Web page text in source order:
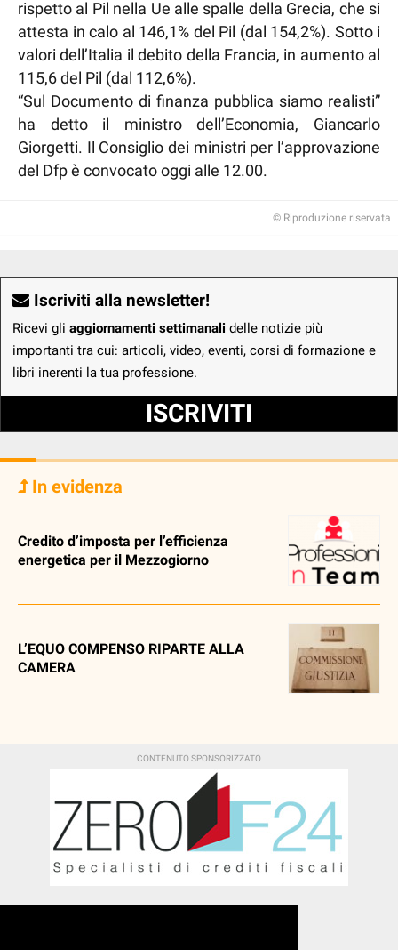
rispetto al Pil nella Ue alle spalle della Grecia, che si
attesta in calo al 146,1% del Pil (dal 154,2%). Sotto i
valori dell’Italia il debito della Francia, in aumento al
115,6 del Pil (dal 112,6%).
“Sul Documento di finanza pubblica siamo realisti”
ha detto il ministro dell’Economia, Giancarlo
Giorgetti. Il Consiglio dei ministri per l’approvazione
del Dfp è convocato oggi alle 12.00.
© Riproduzione riservata
Iscriviti alla newsletter!
Ricevi gli aggiornamenti settimanali delle notizie più
importanti tra cui: articoli, video, eventi, corsi di formazione e
libri inerenti la tua professione.
ISCRIVITI
In evidenza
Credito d’imposta per l’efficienza
energetica per il Mezzogiorno
L’EQUO COMPENSO RIPARTE ALLA
CAMERA